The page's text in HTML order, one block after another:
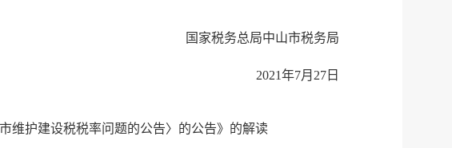
国家税务总局中山市税务局
2021年7月27日
维护建设税税率问题的公告〉的公告》的解读